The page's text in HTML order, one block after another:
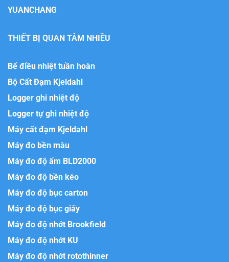
YUANCHANG
THIẾT BỊ QUAN TÂM NHIỀU
Bể điều nhiệt tuần hoàn
Bộ Cất Đạm Kjeldahl
Logger ghi nhiệt độ
Logger tự ghi nhiệt độ
Máy cất đạm Kjeldahl
Máy đo bền màu
Máy đo độ ẩm BLD2000
Máy đo độ bền kéo
Máy đo độ bục carton
Máy đo độ bục giấy
Máy đo độ nhớt Brookfield
Máy đo độ nhớt KU
Máy đo độ nhớt rotothinner